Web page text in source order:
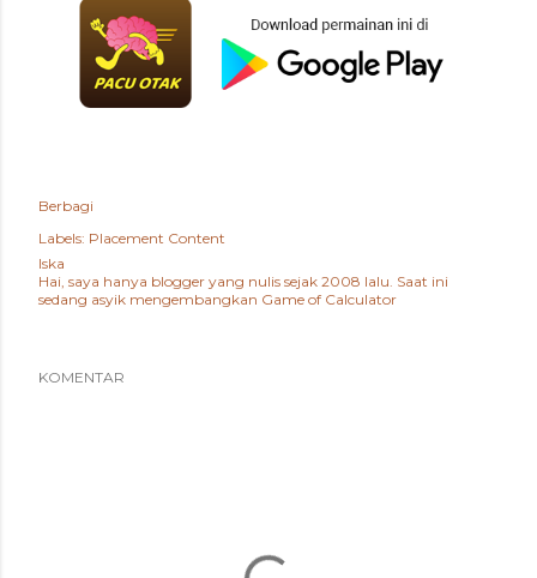
Berbagi
Labels: Placement Content
Iska
Hai, saya hanya blogger yang nulis sejak 2008 lalu. Saat ini
sedang asyik mengembangkan Game of Calculator
KOMENTAR